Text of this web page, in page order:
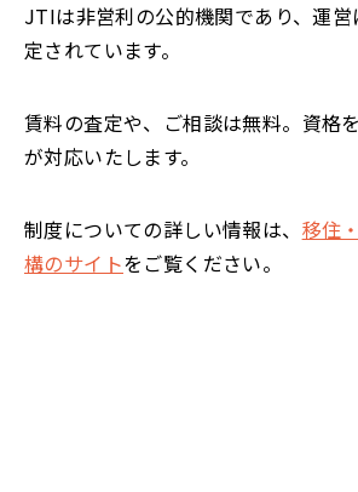
JTIは非営利の公的機関であり、運
定されています。
賃料の査定や、ご相談は無料。資格
が対応いたします。
制度についての詳しい情報は、 移住
構のサイトをご覧ください。